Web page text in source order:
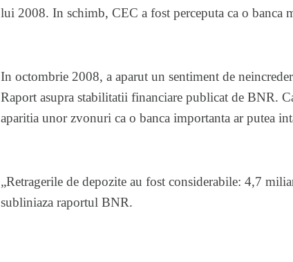
lui 2008. In schimb, CEC a fost perceputa ca o banca
In octombrie 2008, a aparut un sentiment de
Raport asupra stabilitatii financiare publicat de BNR.
aparitia unor zvonuri ca o banca importanta ar putea
„Retragerile de depozite au fost considerabile: 4,7
subliniaza raportul BNR.